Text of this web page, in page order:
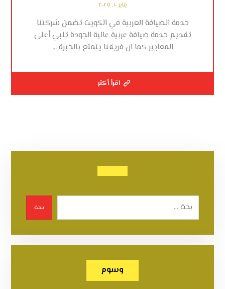
يناير ١٠, ٢٠٢٥
خدمة الضيافة العربية في الكويت تضمن شركتنا
تقديم خدمة ضيافة عربية عالية الجودة تلبي أعلى
المعايير كما ان فريقنا يتمتع بالخبرة ...
اقرأ أكثر
بحث
وسوم